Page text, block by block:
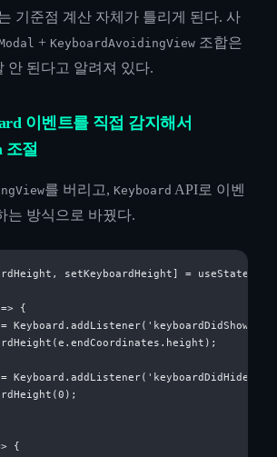
기준점 계산 자체가 틀리게 된다. 사
+ KeyboardAvoidingView 조합은
안 된다고 알려져 있다.
이벤트를 직접 감지해서
조절
를 버리고, Keyboard API로 이벤
는 방식으로 바꿨다.
setKeyboardHeight] = useState(0);
{
Keyboard.addListener('keyboardDidShow',
Keyboard.addListener('keyboardDidHide',
{